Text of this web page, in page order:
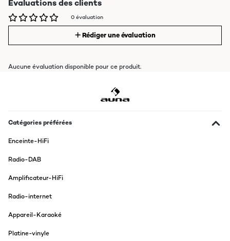
Évaluations des clients
0 évaluation
Rédiger une évaluation
Aucune évaluation disponible pour ce produit.
Catégories préférées
Enceinte-HiFi
Radio-DAB
Amplificateur-HiFi
Radio-internet
Appareil-Karaoké
Platine-vinyle